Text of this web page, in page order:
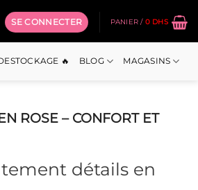
SE CONNECTER PANIER / 0 DHS
🔥 BLOG MAGASINS
ROSE – CONFORT ET
détails en